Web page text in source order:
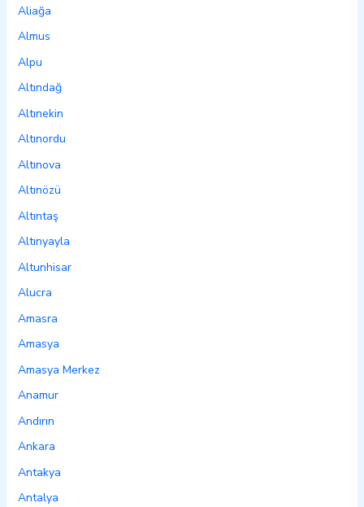
Aliağa
Almus
Alpu
Altındağ
Altınekin
Altınordu
Altınova
Altınözü
Altıntaş
Altınyayla
Altunhisar
Alucra
Amasra
Amasya
Amasya Merkez
Anamur
Andırın
Ankara
Antakya
Antalya